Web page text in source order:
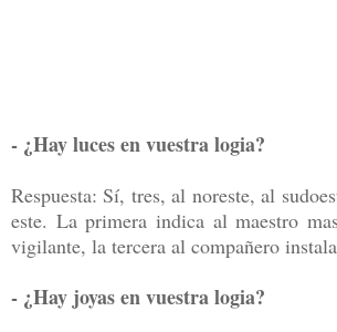
- ¿Hay luces en vuestra logia?
Respuesta: Sí, tres, al noreste, al
este. La primera indica al maestro
vigilante, la tercera al compañero
- ¿Hay joyas en vuestra logia?